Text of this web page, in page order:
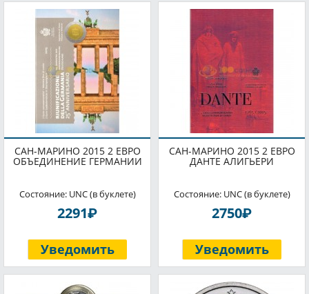
САН-МАРИНО 2015 2 ЕВРО
ОБЪЕДИНЕНИЕ ГЕРМАНИИ
Состояние: UNC (в буклете)
2291P
Уведомить
САН-МАРИНО 2015 2 ЕВРО
ДАНТЕ АЛИГЬЕРИ
Состояние: UNC (в буклете)
2750P
Уведомить